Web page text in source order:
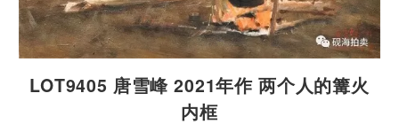
LOT9405 唐雪峰 2021年作 两个人的篝火
内框